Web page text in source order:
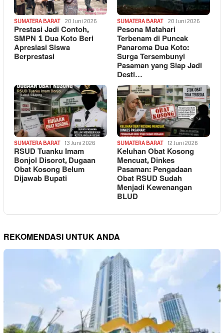
SUMATERA BARAT 20 Juni 2026
Prestasi Jadi Contoh,
SMPN 1 Dua Koto Beri
Apresiasi Siswa
Berprestasi
SUMATERA BARAT 20 Juni 2026
Pesona Matahari
Terbenam di Puncak
Panaroma Dua Koto:
Surga Tersembunyi
Pasaman yang Siap Jadi
Desti…
SUMATERA BARAT 13 Juni 2026
RSUD Tuanku Imam
Bonjol Disorot, Dugaan
Obat Kosong Belum
Dijawab Bupati
SUMATERA BARAT 12 Juni 2026
Keluhan Obat Kosong
Mencuat, Dinkes
Pasaman: Pengadaan
Obat RSUD Sudah
Menjadi Kewenangan
BLUD
REKOMENDASI UNTUK ANDA